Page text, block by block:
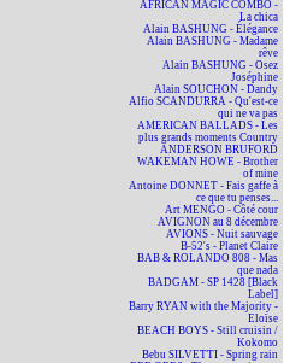
AFRICAN MAGIC COMBO -
La chica
Alain BASHUNG - Élégance
Alain BASHUNG - Madame
rêve
Alain BASHUNG - Osez
Joséphine
Alain SOUCHON - Dandy
Alfio SCANDURRA - Qu'est-ce
qui ne va pas
AMERICAN BALLADS - Les
plus grands moments Country
ANDERSON BRUFORD
WAKEMAN HOWE - Brother
of mine
Antoine DONNET - Fais gaffe à
ce que tu penses...
Art MENGO - Côté cour
AVIGNON au 8 décembre
AVIONS - Nuit sauvage
B-52's - Planet Claire
BAB & ROLANDO 808 - Mas
que nada
BADGAM - SP 1428 [Black
Label]
Barry RYAN with the Majority -
Eloïse
BEACH BOYS - Still cruisin /
Kokomo
Bebu SILVETTI - Spring rain